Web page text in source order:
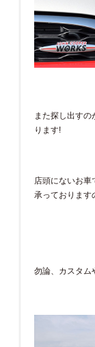
また探し出す
ります!
店頭にないお車
承っております
勿論、カスタム